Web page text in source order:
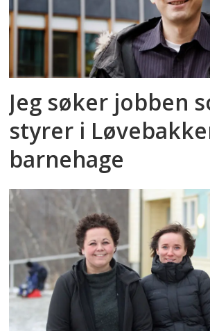
Jeg søker jobben
styrer i
barnehage